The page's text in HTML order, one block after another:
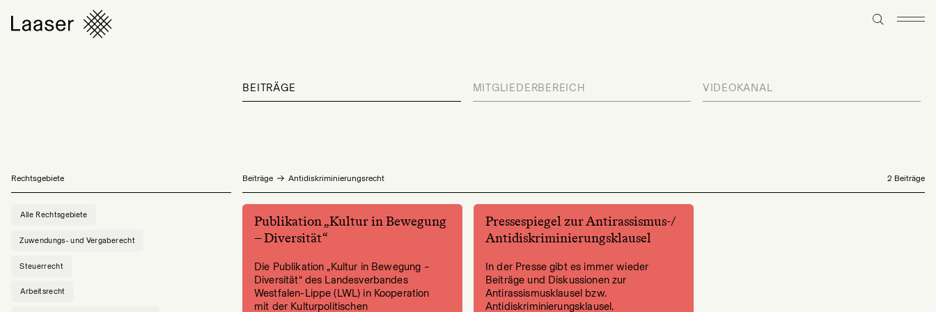
BEITRÄGE MITGLIEDERBEREICH VIDEOKANAL
Beiträge Antidiskriminierungsrecht 2 Beiträge
Publikation „Kultur in Bewegung
– Diversität“
Die Publikation „Kultur in Bewegung –
Diversität“ des Landesverbandes
Westfalen-Lippe (LWL) in Kooperation
mit der Kulturpolitischen
Pressespiegel zur Antirassismus-/
Antidiskriminierungsklausel
In der Presse gibt es immer wieder
Beiträge und Diskussionen zur
Antirassismusklausel bzw.
Antidiskriminierungsklausel.
Rechtsgebiete
Alle Rechtsgebiete
Zuwendungs- und Vergaberecht
Steuerrecht
Arbeitsrecht